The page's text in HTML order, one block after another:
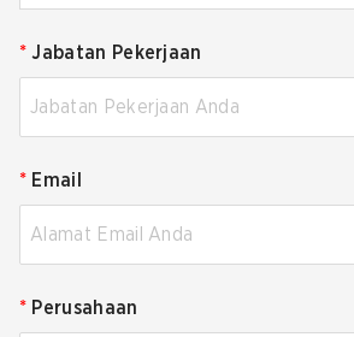
* Jabatan Pekerjaan
* Email
* Perusahaan